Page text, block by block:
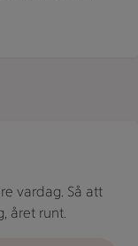
vardag. Så att
året runt.